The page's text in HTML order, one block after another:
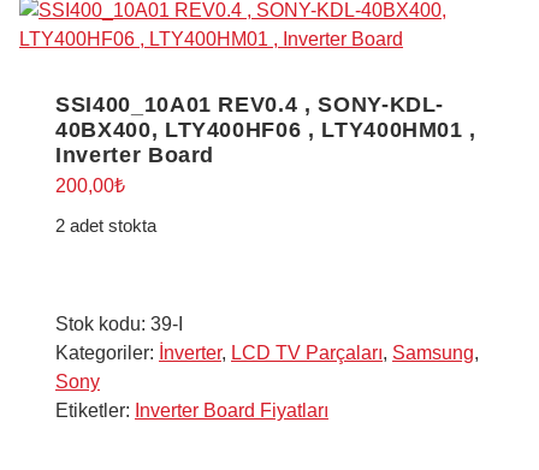
SSI400_10A01 REV0.4 , SONY-KDL-
40BX400, LTY400HF06 , LTY400HM01 ,
Inverter Board
200,00₺
2 adet stokta
Stok kodu: 39-I
Kategoriler: İnverter, LCD TV Parçaları, Samsung,
Sony
Etiketler: Inverter Board Fiyatları